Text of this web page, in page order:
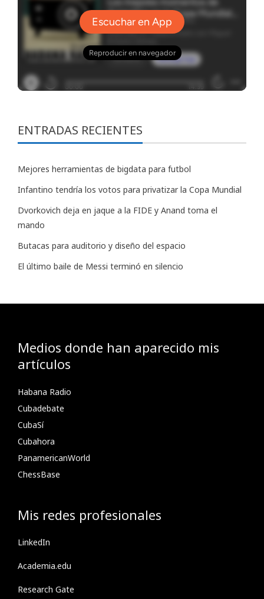
ENTRADAS RECIENTES
Mejores herramientas de bigdata para futbol
Infantino tendría los votos para privatizar la Copa Mundial
Dvorkovich deja en jaque a la FIDE y Anand toma el
mando
Butacas para auditorio y diseño del espacio
El último baile de Messi terminó en silencio
Medios donde han aparecido mis
artículos
Habana Radio
Cubadebate
CubaSí
Cubahora
PanamericanWorld
ChessBase
Mis redes profesionales
LinkedIn
Academia.edu
Research Gate